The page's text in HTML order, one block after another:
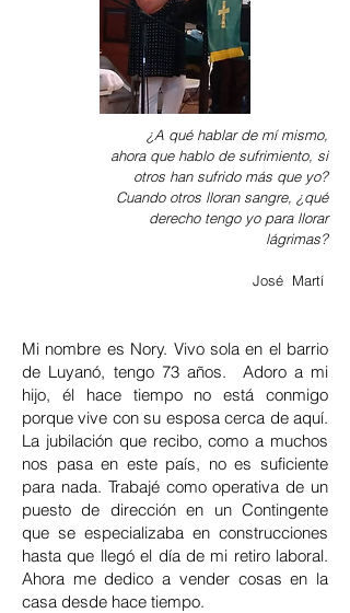
¿A qué hablar de mí mismo,
ahora que hablo de sufrimiento, si
otros han sufrido más que yo?
Cuando otros lloran sangre, ¿qué
derecho tengo yo para llorar
lágrimas?
José Martí
Mi nombre es Nory. Vivo sola en el barrio
de Luyanó, tengo 73 años. Adoro a mi
hijo, él hace tiempo no está conmigo
porque vive con su esposa cerca de aquí.
La jubilación que recibo, como a muchos
nos pasa en este país, no es suficiente
para nada. Trabajé como operativa de un
puesto de dirección en un Contingente
que se especializaba en construcciones
hasta que llegó el día de mi retiro laboral.
Ahora me dedico a vender cosas en la
casa desde hace tiempo.